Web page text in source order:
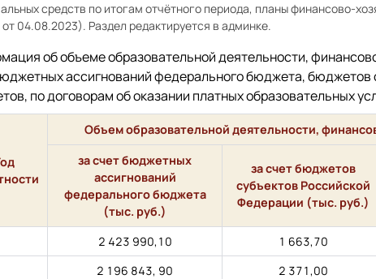
средств по итогам отчётного периода, планы финансово-
04.08.2023). Раздел редактируется в админке.
об объеме образовательной деятельности,
ассигнований федерального бюджета, бюджетов
по договорам об оказании платных образовательных
Объем образовательной деятельности,
за счет бюджетных
ассигнований
федерального бюджета
(тыс. руб.)
за счет бюджетов
субъектов Российской
Федерации (тыс. руб.)
2 423 990,10 1 663,70
2 196 843, 90
2 371,00